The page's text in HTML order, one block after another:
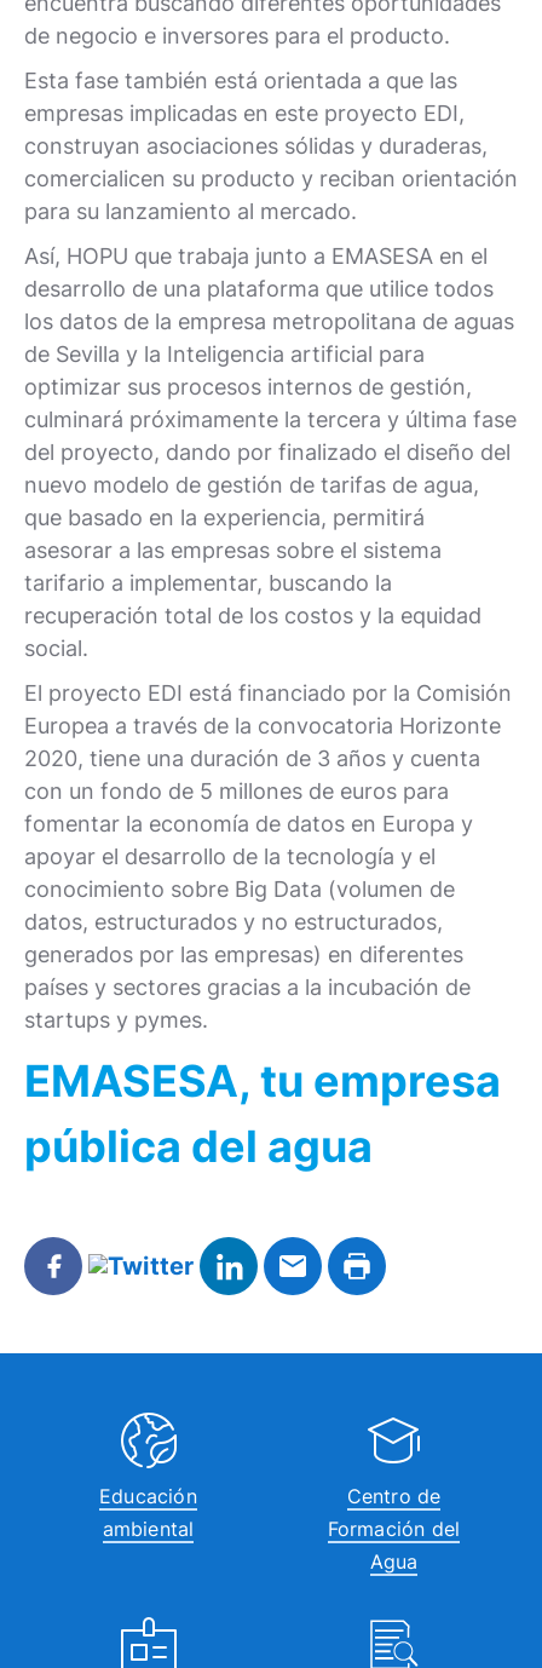
de negocio e inversores para el producto.
Esta fase también está orientada a que las
empresas implicadas en este proyecto EDI,
construyan asociaciones sólidas y duraderas,
comercialicen su producto y reciban orientación
para su lanzamiento al mercado.
Así, HOPU que trabaja junto a EMASESA en el
desarrollo de una plataforma que utilice todos
los datos de la empresa metropolitana de aguas
de Sevilla y la Inteligencia artificial para
optimizar sus procesos internos de gestión,
culminará próximamente la tercera y última fase
del proyecto, dando por finalizado el diseño del
nuevo modelo de gestión de tarifas de agua,
que basado en la experiencia, permitirá
asesorar a las empresas sobre el sistema
tarifario a implementar, buscando la
recuperación total de los costos y la equidad
social.
El proyecto EDI está financiado por la Comisión
Europea a través de la convocatoria Horizonte
2020, tiene una duración de 3 años y cuenta
con un fondo de 5 millones de euros para
fomentar la economía de datos en Europa y
apoyar el desarrollo de la tecnología y el
conocimiento sobre Big Data (volumen de
datos, estructurados y no estructurados,
generados por las empresas) en diferentes
países y sectores gracias a la incubación de
startups y pymes.
EMASESA, tu empresa
pública del agua
Educación
ambiental
Centro de
Formación del
Agua